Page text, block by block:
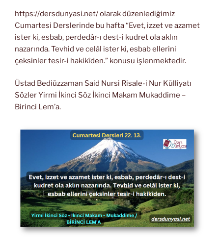
https://dersdunyasi.net/ olarak düzenlediğimiz
Cumartesi Derslerinde bu hafta “Evet, izzet ve azamet
ister ki, esbab, perdedâr-ı dest-i kudret ola aklın
nazarında. Tevhid ve celâl ister ki, esbab ellerini
çeksinler tesir-i hakikîden.” konusu işlenmektedir.
Üstad Bediüzzaman Said Nursi Risale-i Nur Külliyatı
Sözler Yirmi İkinci Söz İkinci Makam Mukaddime –
Birinci Lem’a.